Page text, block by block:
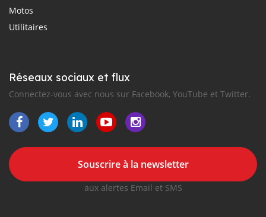
Motos
Utilitaires
Réseaux sociaux et flux
Connectez-vous avec nous sur Facebook, YouTube et Twitter.
Souscrire à la newsletter
aux alertes Email et SMS